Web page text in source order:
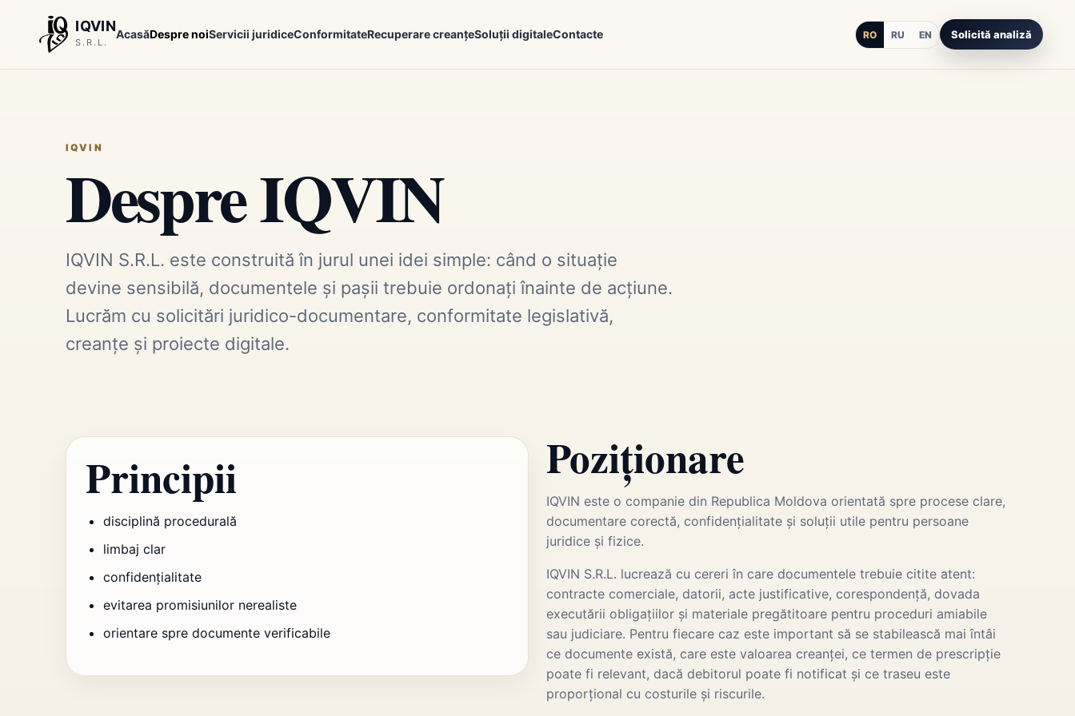
IQVIN
S.R.L.
AcasăDespre noiServicii juridiceConformitateRecuperare creanțeSoluții digitaleContacte RO RU EN Solicită analiză
IQVIN
Despre IQVIN
IQVIN S.R.L. este construită în jurul unei idei simple: când o situație
devine sensibilă, documentele și pașii trebuie ordonați înainte de acțiune.
Lucrăm cu solicitări juridico-documentare, conformitate legislativă,
creanțe și proiecte digitale.
Principii
disciplină procedurală
limbaj clar
confidențialitate
evitarea promisiunilor nerealiste
orientare spre documente verificabile
Poziționare
IQVIN este o companie din Republica Moldova orientată spre procese clare,
documentare corectă, confidențialitate și soluții utile pentru persoane
juridice și fizice.
IQVIN S.R.L. lucrează cu cereri în care documentele trebuie citite atent:
contracte comerciale, datorii, acte justificative, corespondență, dovada
executării obligațiilor și materiale pregătitoare pentru proceduri amiabile
sau judiciare. Pentru fiecare caz este important să se stabilească mai întâi
ce documente există, care este valoarea creanței, ce termen de prescripție
poate fi relevant, dacă debitorul poate fi notificat și ce traseu este
proporțional cu costurile și riscurile.